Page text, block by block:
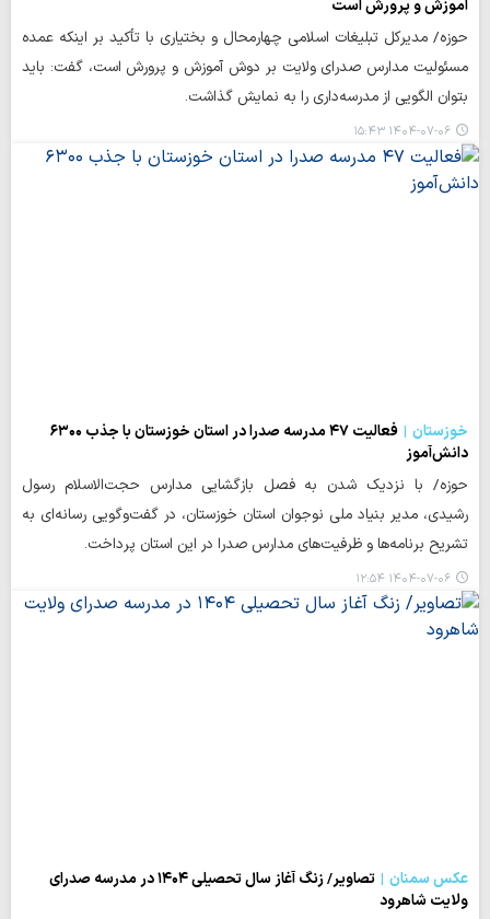
آموزش و پرورش است
حوزه/ مدیرکل تبلیغات اسلامی چهارمحال و بختیاری با تأکید بر اینکه عمده
مسئولیت مدارس صدرای ولایت بر دوش آموزش و پرورش است، گفت: باید
بتوان الگویی از مدرسه‌داری را به نمایش گذاشت.
۱۴۰۴-۰۷-۰۶ ۱۵:۴۳
خوزستان
فعالیت ۴۷ مدرسه صدرا در استان خوزستان با جذب ۶۳۰۰
دانش‌آموز
حوزه/ با نزدیک شدن به فصل بازگشایی مدارس حجت‌الاسلام رسول
رشیدی، مدیر بنیاد ملی نوجوان استان خوزستان، در گفت‌وگویی رسانه‌ای به
تشریح برنامه‌ها و ظرفیت‌های مدارس صدرا در این استان پرداخت.
۱۴۰۴-۰۷-۰۶ ۱۲:۵۴
عکس سمنان
تصاویر/ زنگ آغاز سال تحصیلی ۱۴۰۴ در مدرسه صدرای
ولایت شاهرود